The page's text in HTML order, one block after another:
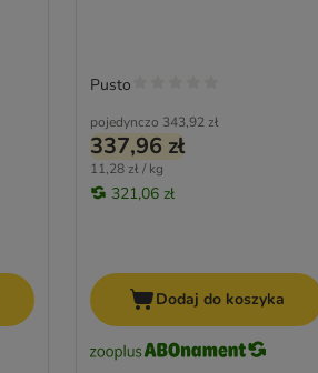
pojedynczo 343,92 zł
337,96 zł
11,28 zł / kg
321,06 zł
Pusto
Dodaj do koszyka